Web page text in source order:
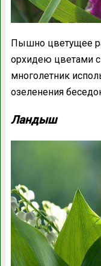
Пышно цветущее
орхидею цветами
многолетник
озеленения
Ландыш